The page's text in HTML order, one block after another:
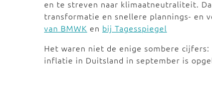
en te streven naar klimaatneutraliteit.
transformatie en snellere plannings- en
van BMWK en bij Tagesspiegel
Het waren niet de enige sombere
inflatie in Duitsland in september is